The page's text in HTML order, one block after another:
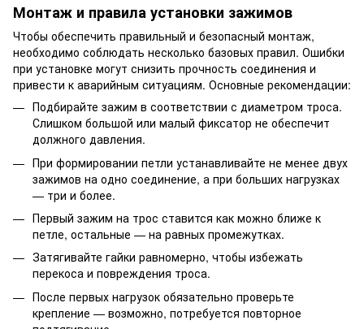
Монтаж и правила установки зажимов
Чтобы обеспечить правильный и безопасный монтаж,
необходимо соблюдать несколько базовых правил. Ошибки
при установке могут снизить прочность соединения и
привести к аварийным ситуациям. Основные рекомендации:
Подбирайте зажим в соответствии с диаметром троса.
Слишком большой или малый фиксатор не обеспечит
должного давления.
При формировании петли устанавливайте не менее двух
зажимов на одно соединение, а при больших нагрузках
— три и более.
Первый зажим на трос ставится как можно ближе к
петле, остальные — на равных промежутках.
Затягивайте гайки равномерно, чтобы избежать
перекоса и повреждения троса.
После первых нагрузок обязательно проверьте
крепление — возможно, потребуется повторное